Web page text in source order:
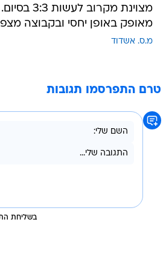
מצוינת
מאופק באופן יחסי ובקבוצה
מ.ס. אשדוד
טרם התפרסמו תגובות
בשליחת